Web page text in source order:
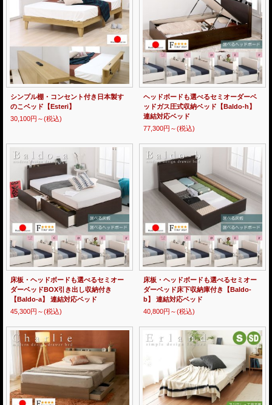
シンプル棚・コンセント付き日本製す
のこベッド【Esteri】
30,100円～(税込)
ヘッドボードも選べるセミオーダーベ
ッドガス圧式収納ベッド【Baldo-h】
連結対応ベッド
77,300円～(税込)
床板・ヘッドボードも選べるセミオー
ダーベッドBOX引き出し収納付き
【Baldo-a】 連結対応ベッド
45,300円～(税込)
床板・ヘッドボードも選べるセミオー
ダーベッド床下収納庫付き【Baldo-
b】 連結対応ベッド
40,800円～(税込)